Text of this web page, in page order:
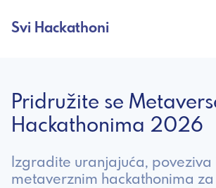
Svi Hackathoni
Pridružite se
Hackathonima 2026
Izgradite uranjajuća, poveziva
metaverznim hackathonima